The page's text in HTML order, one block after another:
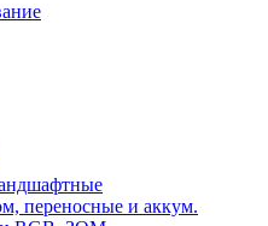
переносные и аккум.